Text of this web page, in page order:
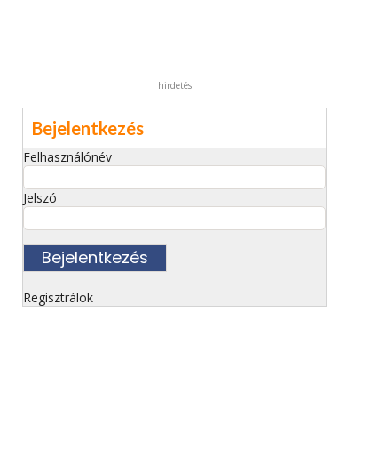
hirdetés
Bejelentkezés
Felhasználónév
Jelszó
Regisztrálok